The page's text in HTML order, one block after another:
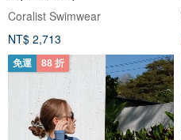
Coralist Swimwear
NT$ 2,713
免運 88 折